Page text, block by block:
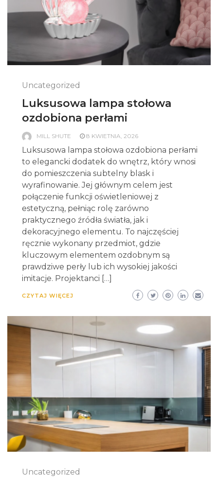
Uncategorized
Luksusowa lampa stołowa
ozdobiona perłami
MILL SHUTE 8 KWIETNIA, 2026
Luksusowa lampa stołowa ozdobiona perłami
to elegancki dodatek do wnętrz, który wnosi
do pomieszczenia subtelny blask i
wyrafinowanie. Jej głównym celem jest
połączenie funkcji oświetleniowej z
estetyczną, pełniąc rolę zarówno
praktycznego źródła światła, jak i
dekoracyjnego elementu. To najczęściej
ręcznie wykonany przedmiot, gdzie
kluczowym elementem ozdobnym są
prawdziwe perły lub ich wysokiej jakości
imitacje. Projektanci […]
CZYTAJ WIĘCEJ
Uncategorized